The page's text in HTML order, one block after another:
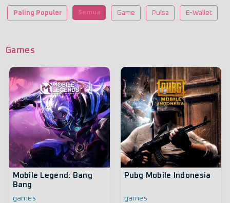
Paling Populer Semua Game Pulsa E-Wallet
Games
Mobile Legend: Bang
Bang
games
Pubg Mobile Indonesia
games